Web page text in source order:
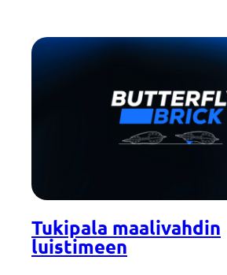
Tukipala maalivahdin
luistimeen